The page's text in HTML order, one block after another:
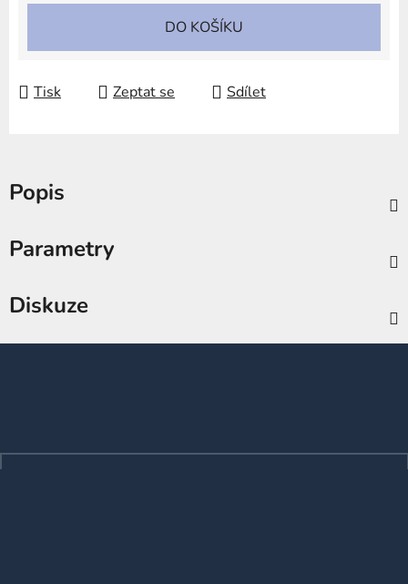
DO KOŠÍKU
Tisk Zeptat se Sdílet
Popis
Parametry
Diskuze
t
í